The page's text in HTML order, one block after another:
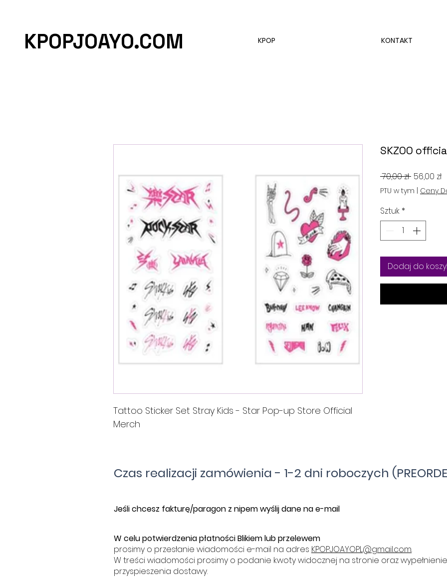
KPOPJOAYO.COM KPOP KONTAKT
Tattoo Sticker Set Stray Kids - Star Pop-up Store Official
Merch
SKZOO
70,00 zł Regularna
cena
56,00 zł
PTU w tym Ceny
Sztuk *
Dodaj do
Czas realizacji zamówienia - 1-2 dni roboczych
​Jeśli chcesz fakturę/paragon z nipem wyślij dane na e-mail
W celu potwierdzenia płatności Blikiem lub przelewem
prosimy o przesłanie wiadomości e-mail na adres KPOPJOAYOPL@gmail.com.
W treści wiadomości prosimy o podanie kwoty widocznej na stronie oraz
przyspieszenia dostawy.